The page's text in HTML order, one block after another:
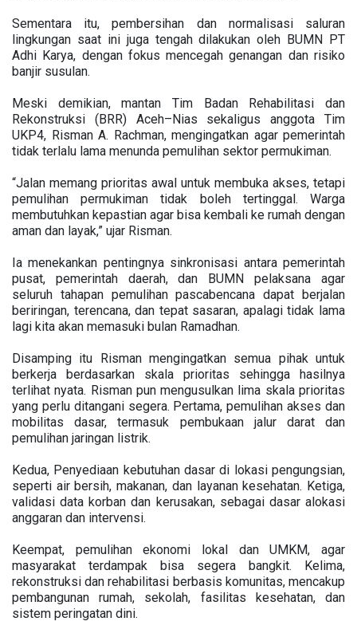
Sementara itu, pembersihan dan normalisasi saluran
lingkungan saat ini juga tengah dilakukan oleh BUMN PT
Adhi Karya, dengan fokus mencegah genangan dan risiko
banjir susulan.
Meski demikian, mantan Tim Badan Rehabilitasi dan
Rekonstruksi (BRR) Aceh–Nias sekaligus anggota Tim
UKP4, Risman A. Rachman, mengingatkan agar pemerintah
tidak terlalu lama menunda pemulihan sektor permukiman.
“Jalan memang prioritas awal untuk membuka akses, tetapi
pemulihan permukiman tidak boleh tertinggal. Warga
membutuhkan kepastian agar bisa kembali ke rumah dengan
aman dan layak,” ujar Risman.
Ia menekankan pentingnya sinkronisasi antara pemerintah
pusat, pemerintah daerah, dan BUMN pelaksana agar
seluruh tahapan pemulihan pascabencana dapat berjalan
beriringan, terencana, dan tepat sasaran, apalagi tidak lama
lagi kita akan memasuki bulan Ramadhan.
Disamping itu Risman mengingatkan semua pihak untuk
berkerja berdasarkan skala prioritas sehingga hasilnya
terlihat nyata. Risman pun mengusulkan lima skala prioritas
yang perlu ditangani segera. Pertama, pemulihan akses dan
mobilitas dasar, termasuk pembukaan jalur darat dan
pemulihan jaringan listrik.
Kedua, Penyediaan kebutuhan dasar di lokasi pengungsian,
seperti air bersih, makanan, dan layanan kesehatan. Ketiga,
validasi data korban dan kerusakan, sebagai dasar alokasi
anggaran dan intervensi.
Keempat, pemulihan ekonomi lokal dan UMKM, agar
masyarakat terdampak bisa segera bangkit. Kelima,
rekonstruksi dan rehabilitasi berbasis komunitas, mencakup
pembangunan rumah, sekolah, fasilitas kesehatan, dan
sistem peringatan dini.